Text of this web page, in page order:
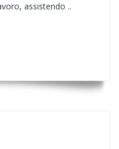
assistendo ..